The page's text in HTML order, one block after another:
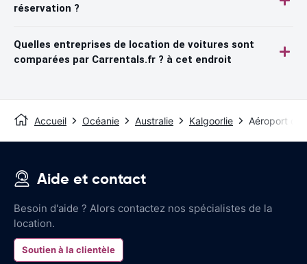
réservation ?
Quelles entreprises de location de voitures sont
comparées par Carrentals.fr ? à cet endroit
Accueil Océanie Australie Kalgoorlie Aéroport de
Aide et contact
Besoin d'aide ? Alors contactez nos spécialistes de la
location.
Soutien à la clientèle